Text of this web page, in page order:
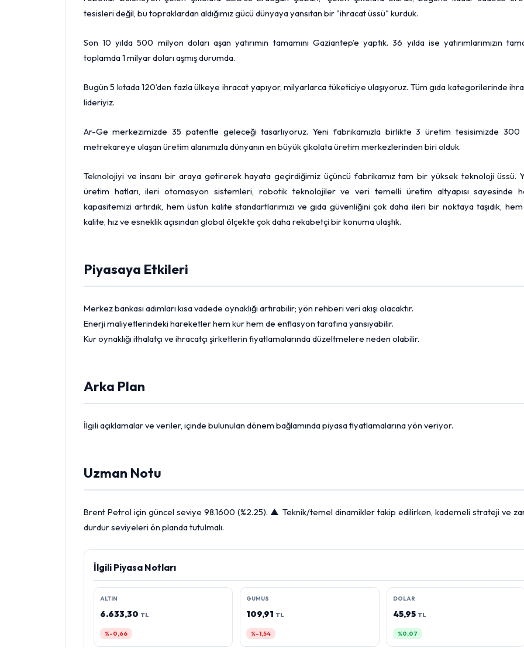
tesisleri değil, bu topraklardan aldığımız gücü dünyaya yansıtan bir "ihracat üssü" kurduk.
Son 10 yılda 500 milyon doları aşan yatırımın tamamını Gaziantep’e yaptık. 36 yılda ise yatırımlarımızın
toplamda 1 milyar doları aşmış durumda.
Bugün 5 kıtada 120’den fazla ülkeye ihracat yapıyor, milyarlarca tüketiciye ulaşıyoruz. Tüm gıda kategorilerinde
lideriyiz.
Ar-Ge merkezimizde 35 patentle geleceği tasarlıyoruz. Yeni fabrikamızla birlikte 3 üretim tesisimizde 300
metrekareye ulaşan üretim alanımızla dünyanın en büyük çikolata üretim merkezlerinden biri olduk.
Teknolojiyi ve insanı bir araya getirerek hayata geçirdiğimiz üçüncü fabrikamız tam bir yüksek teknoloji üssü.
üretim hatları, ileri otomasyon sistemleri, robotik teknolojiler ve veri temelli üretim altyapısı sayesinde
kapasitemizi artırdık, hem üstün kalite standartlarımızı ve gıda güvenliğini çok daha ileri bir noktaya taşıdık,
kalite, hız ve esneklik açısından global ölçekte çok daha rekabetçi bir konuma ulaştık.
Piyasaya Etkileri
Merkez bankası adımları kısa vadede oynaklığı artırabilir; yön rehberi veri akışı olacaktır.
Enerji maliyetlerindeki hareketler hem kur hem de enflasyon tarafına yansıyabilir.
Kur oynaklığı ithalatçı ve ihracatçı şirketlerin fiyatlamalarında düzeltmelere neden olabilir.
Arka Plan
İlgili açıklamalar ve veriler, içinde bulunulan dönem bağlamında piyasa fiyatlamalarına yön veriyor.
Uzman Notu
Brent Petrol için güncel seviye 98.1600 (%2.25). ▲ Teknik/temel dinamikler takip edilirken, kademeli strateji ve
durdur seviyeleri ön planda tutulmalı.
İlgili Piyasa Notları
ALTIN
6.633,30 TL
%-0,66
GUMUS
109,91 TL
%-1,54
DOLAR
45,95 TL
%0,07